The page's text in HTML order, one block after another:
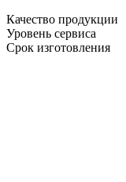
Качество продукции
Уровень сервиса
Срок изготовления